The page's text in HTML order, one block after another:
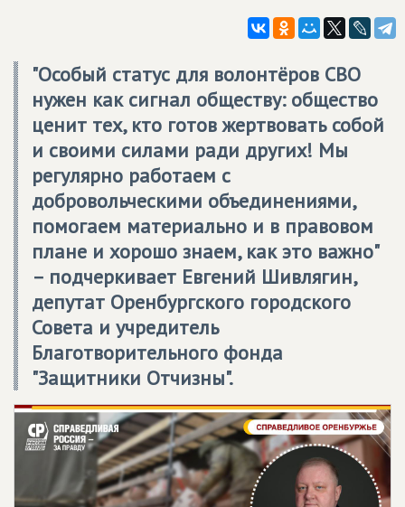
"Особый статус для волонтёров СВО
нужен как сигнал обществу: общество
ценит тех, кто готов жертвовать собой
и своими силами ради других! Мы
регулярно работаем с
добровольческими объединениями,
помогаем материально и в правовом
плане и хорошо знаем, как это важно"
– подчеркивает Евгений Шивлягин,
депутат Оренбургского городского
Совета и учредитель
Благотворительного фонда
"Защитники Отчизны".